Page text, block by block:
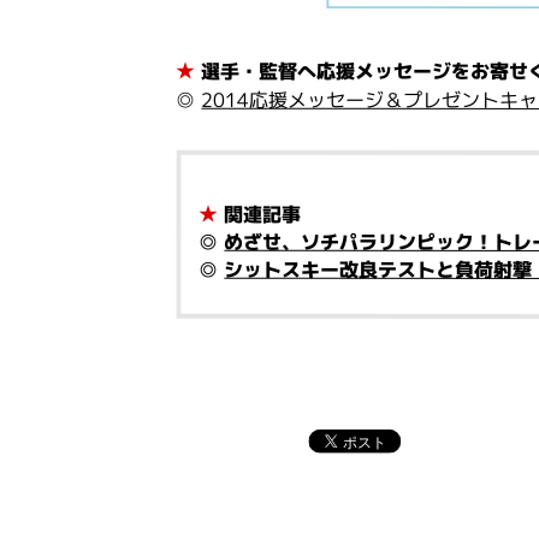
★ 選手・監督へ応援メッセージをお寄せ
◎ 2014応援メッセージ＆プレゼントキ
★ 関連記事
◎ めざせ、ソチパラリンピック！ト
◎ シットスキー改良テストと負荷射